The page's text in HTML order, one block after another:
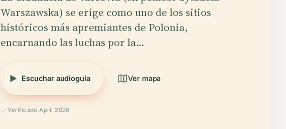
Warszawska) se erige como uno de los sitios
históricos más apremiantes de Polonia,
encarnando las luchas por la…
Escuchar audioguía Ver mapa
Verificado April 2026